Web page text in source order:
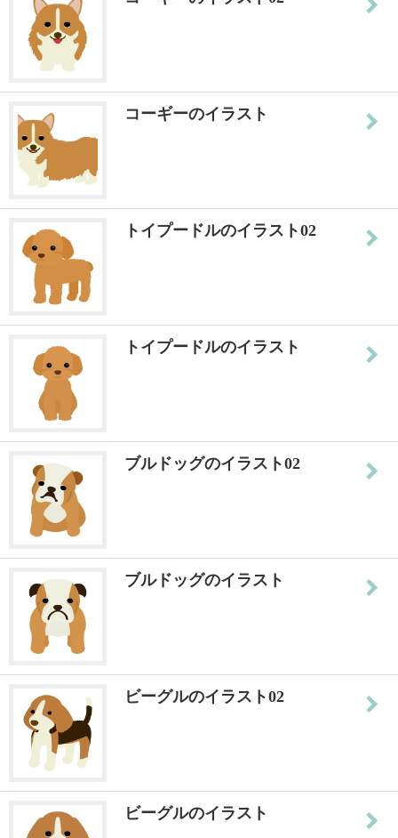
コーギーのイラスト
トイプードルのイラスト02
トイプードルのイラスト
ブルドッグのイラスト02
ブルドッグのイラスト
ビーグルのイラスト02
ビーグルのイラスト